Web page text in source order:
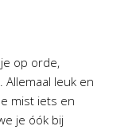
op orde,
leuk en
mist iets en
je óók bij